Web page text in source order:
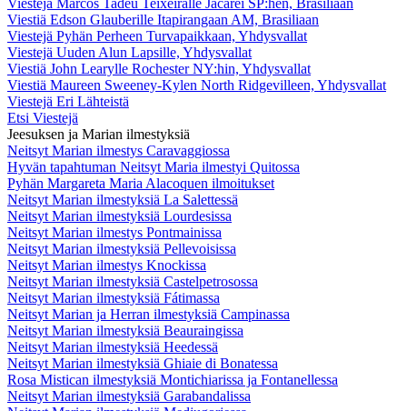
Viestiä Edson Glauberille Itapirangaan AM, Brasiliaan
Viestejä Pyhän Perheen Turvapaikkaan, Yhdysvallat
Viestejä Uuden Alun Lapsille, Yhdysvallat
Viestiä John Learylle Rochester NY:hin, Yhdysvallat
Viestiä Maureen Sweeney-Kylen North Ridgevilleen, Yhdysvallat
Viestejä Eri Lähteistä
Etsi Viestejä
Jeesuksen ja Marian ilmestyksiä
Neitsyt Marian ilmestys Caravaggiossa
Hyvän tapahtuman Neitsyt Maria ilmestyi Quitossa
Pyhän Margareta Maria Alacoquen ilmoitukset
Neitsyt Marian ilmestyksiä La Salettessä
Neitsyt Marian ilmestyksiä Lourdesissa
Neitsyt Marian ilmestys Pontmainissa
Neitsyt Marian ilmestyksiä Pellevoisissa
Neitsyt Marian ilmestys Knockissa
Neitsyt Marian ilmestyksiä Castelpetrosossa
Neitsyt Marian ilmestyksiä Fátimassa
Neitsyt Marian ja Herran ilmestyksiä Campinassa
Neitsyt Marian ilmestyksiä Beauraingissa
Neitsyt Marian ilmestyksiä Heedessä
Neitsyt Marian ilmestyksiä Ghiaie di Bonatessa
Rosa Mistican ilmestyksiä Montichiarissa ja Fontanellessa
Neitsyt Marian ilmestyksiä Garabandalissa